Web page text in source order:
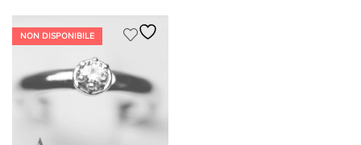
era:
€700,00.
è:
€597,00.
NON DISPONIBILE